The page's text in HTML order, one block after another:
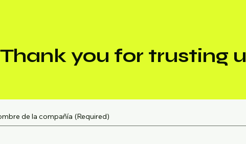
Thank you for trusting
de la compañía (Required)